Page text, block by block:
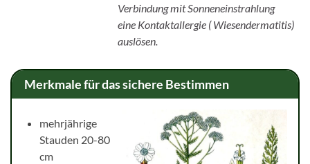
Verbindung mit Sonneneinstrahlung
eine Kontaktallergie ( Wiesendermatitis)
auslösen.
Merkmale für das sichere Bestimmen
mehrjährige
Stauden 20-80
cm